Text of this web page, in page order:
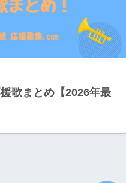
歌まとめ【2026年最